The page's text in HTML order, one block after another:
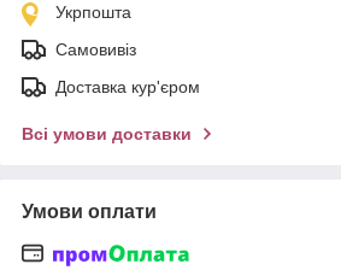
Укрпошта
Самовивіз
Доставка кур'єром
Всі умови доставки
Умови оплати